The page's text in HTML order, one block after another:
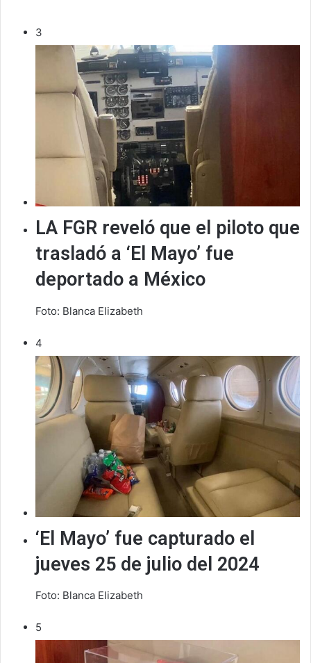
3
LA FGR reveló que el piloto que
trasladó a ‘El Mayo’ fue
deportado a México
Foto: Blanca Elizabeth
4
‘El Mayo’ fue capturado el
jueves 25 de julio del 2024
Foto: Blanca Elizabeth
5